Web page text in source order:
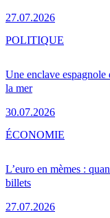
27.07.2026
Une enclave
la mer
30.07.2026
POLITIQUE
L’euro en mèmes :
billets
27.07.2026
ÉCONOMIE